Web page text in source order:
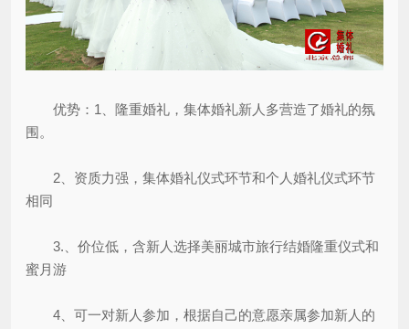
优势：1、隆重婚礼，集体婚礼新人多营造了婚礼的氛
围。
2、资质力强，集体婚礼仪式环节和个人婚礼仪式环节
相同
3.、价位低，含新人选择美丽城市旅行结婚隆重仪式和
蜜月游
4、可一对新人参加，根据自己的意愿亲属参加新人的